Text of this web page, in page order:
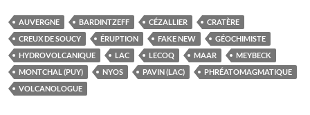
AUVERGNE BARDINTZEFF CÉZALLIER
CRATÈRE
CREUX DE SOUCY
ÉRUPTION FAKE NEW
GÉOCHIMISTE
HYDROVOLCANIQUE
LAC LECOQ MAAR
MEYBECK
MONTCHAL (PUY)
NYOS PAVIN (LAC)
PHRÉATOMAGMATIQUE
VOLCANOLOGUE